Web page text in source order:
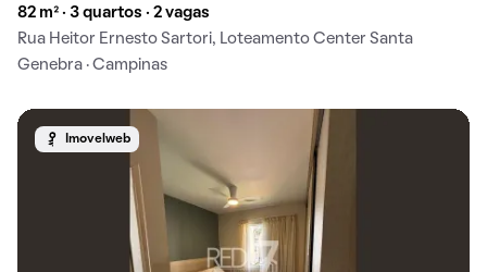
82 m² · 3 quartos · 2 vagas
Rua Heitor Ernesto Sartori, Loteamento Center Santa
Genebra · Campinas
Imovelweb